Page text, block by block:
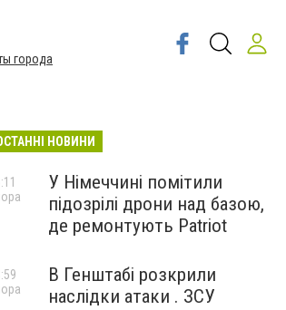
города
НОВИНИ
У Німеччині помітили
підозрілі дрони над базою,
де ремонтують Patriot
В Генштабі розкрили
наслідки атаки . ЗСУ